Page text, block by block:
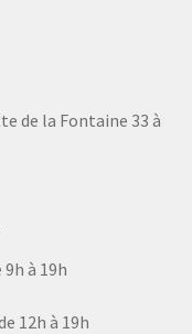
de la Fontaine 33 à
à 19h
12h à 19h